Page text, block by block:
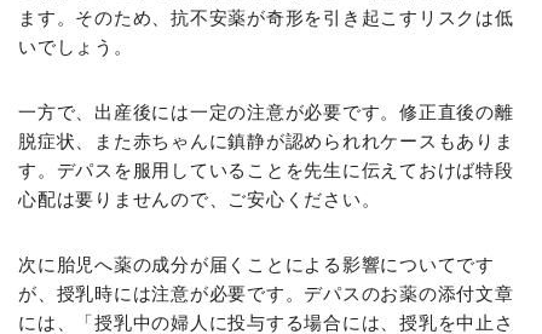
ます。そのため、抗不安薬が奇形を引き起こすリスクは低
いでしょう。
一方で、出産後には一定の注意が必要です。修正直後の離
脱症状、また赤ちゃんに鎮静が認められれケースもありま
す。デパスを服用していることを先生に伝えておけば特段
心配は要りませんので、ご安心ください。
次に胎児へ薬の成分が届くことによる影響についてです
が、授乳時には注意が必要です。デパスのお薬の添付文章
には、「授乳中の婦人に投与する場合には、授乳を中止さ